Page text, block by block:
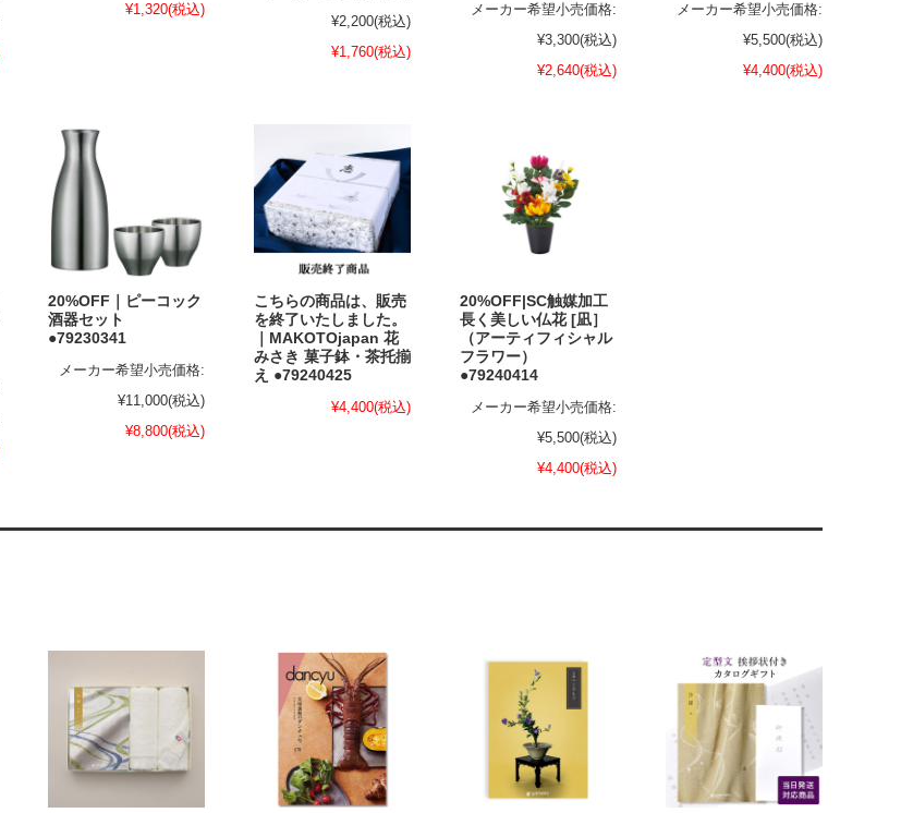
¥1,320(税込)
¥2,200(税込)
¥1,760(税込)
メーカー希望小売価格:
¥3,300(税込)
¥2,640(税込)
メーカー希望小売価格:
¥5,500(税込)
¥4,400(税込)
20%OFF｜ピーコック
酒器セット
●79230341
メーカー希望小売価格:
¥11,000(税込)
¥8,800(税込)
こちらの商品は、販売
を終了いたしました。
｜MAKOTOjapan 花
みさき 菓子鉢・茶托揃
え ●79240425
¥4,400(税込)
20%OFF|SC触媒加工
長く美しい仏花 [凪］
（アーティフィシャル
フラワー）
●79240414
メーカー希望小売価格:
¥5,500(税込)
¥4,400(税込)